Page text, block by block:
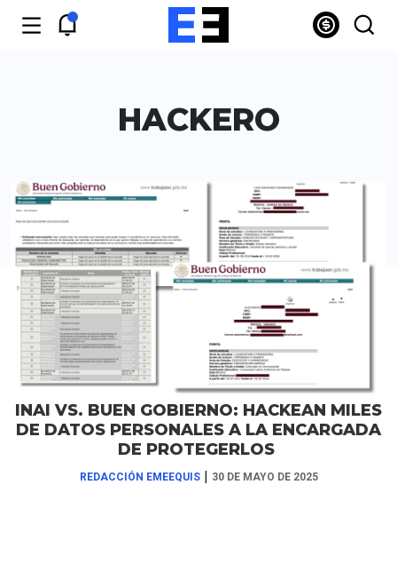
HACKERO
INAI VS. BUEN GOBIERNO: HACKEAN MILES
DE DATOS PERSONALES A LA ENCARGADA
DE PROTEGERLOS
REDACCIÓN EMEEQUIS | 30 DE MAYO DE 2025